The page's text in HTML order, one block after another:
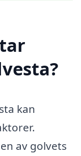
kan
av golvets